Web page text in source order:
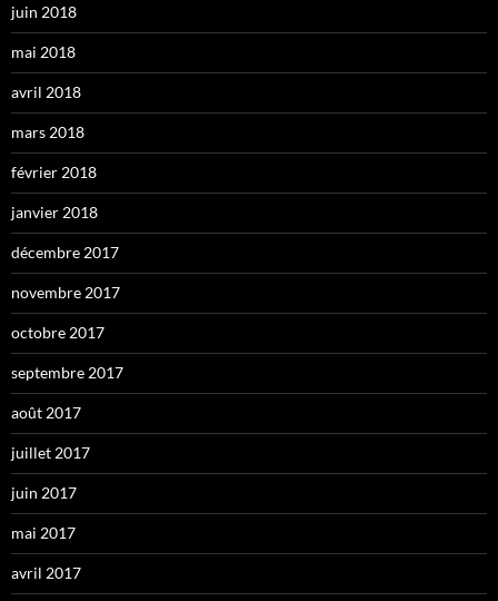
juin 2018
mai 2018
avril 2018
mars 2018
février 2018
janvier 2018
décembre 2017
novembre 2017
octobre 2017
septembre 2017
août 2017
juillet 2017
juin 2017
mai 2017
avril 2017